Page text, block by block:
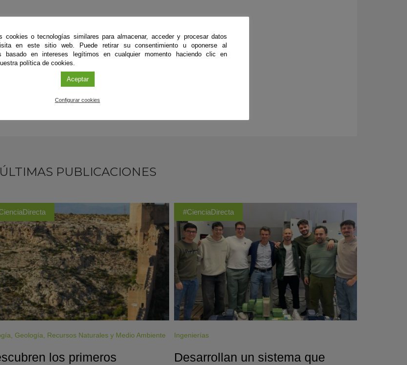
ÚLTIMAS PUBLICACIONES
,Geología, Recursos Naturales y Medio Ambiente
los primeros
#CienciaDirecta
Ingenierías
Desarrollan un sistema que
cookies o tecnologías similares para almacenar, acceder y procesar datos
en este sitio web. Puede retirar su consentimiento u oponerse al
basado en intereses legítimos en cualquier momento haciendo clic en
política de cookies.
Aceptar
Configurar cookies